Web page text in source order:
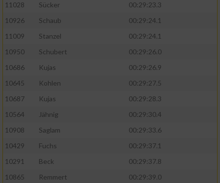
11028
Sücker
00:29:23.3
10926
Schaub
00:29:24.1
11009
Stanzel
00:29:24.1
10950
Schubert
00:29:26.0
10686
Kujas
00:29:26.9
10645
Kohlen
00:29:27.5
10687
Kujas
00:29:28.3
10564
Jähnig
00:29:30.4
10908
Saglam
00:29:33.6
10429
Fuchs
00:29:37.1
10291
Beck
00:29:37.8
10865
Remmert
00:29:39.0